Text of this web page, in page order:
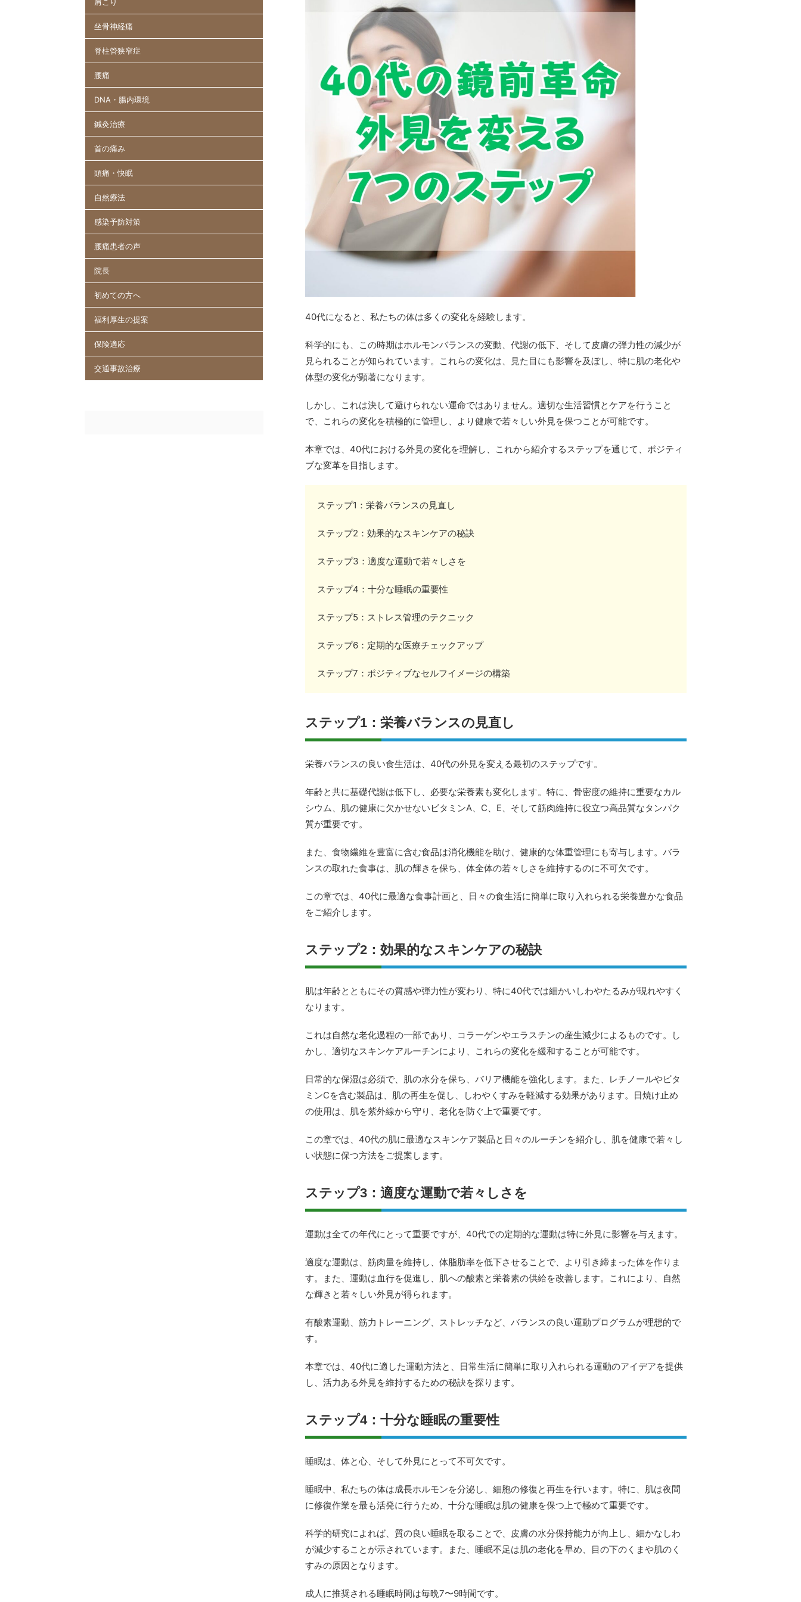
40代になると、私たちの体は多くの変化を経験します。
科学的にも、この時期はホルモンバランスの変動、代謝の低下、そして皮膚の弾力性の減少が
見られることが知られています。これらの変化は、見た目にも影響を及ぼし、特に肌の老化や
体型の変化が顕著になります。
しかし、これは決して避けられない運命ではありません。適切な生活習慣とケアを行うこと
で、これらの変化を積極的に管理し、より健康で若々しい外見を保つことが可能です。
本章では、40代における外見の変化を理解し、これから紹介するステップを通じて、ポジティ
ブな変革を目指します。
ステップ1：栄養バランスの見直し
ステップ2：効果的なスキンケアの秘訣
ステップ3：適度な運動で若々しさを
ステップ4：十分な睡眠の重要性
ステップ5：ストレス管理のテクニック
ステップ6：定期的な医療チェックアップ
ステップ7：ポジティブなセルフイメージの構築
ステップ1：栄養バランスの見直し
栄養バランスの良い食生活は、40代の外見を変える最初のステップです。
年齢と共に基礎代謝は低下し、必要な栄養素も変化します。特に、骨密度の維持に重要なカル
シウム、肌の健康に欠かせないビタミンA、C、E、そして筋肉維持に役立つ高品質なタンパク
質が重要です。
また、食物繊維を豊富に含む食品は消化機能を助け、健康的な体重管理にも寄与します。バラ
ンスの取れた食事は、肌の輝きを保ち、体全体の若々しさを維持するのに不可欠です。
この章では、40代に最適な食事計画と、日々の食生活に簡単に取り入れられる栄養豊かな食品
をご紹介します。
ステップ2：効果的なスキンケアの秘訣
肌は年齢とともにその質感や弾力性が変わり、特に40代では細かいしわやたるみが現れやすく
なります。
これは自然な老化過程の一部であり、コラーゲンやエラスチンの産生減少によるものです。し
かし、適切なスキンケアルーチンにより、これらの変化を緩和することが可能です。
日常的な保湿は必須で、肌の水分を保ち、バリア機能を強化します。また、レチノールやビタ
ミンCを含む製品は、肌の再生を促し、しわやくすみを軽減する効果があります。日焼け止め
の使用は、肌を紫外線から守り、老化を防ぐ上で重要です。
この章では、40代の肌に最適なスキンケア製品と日々のルーチンを紹介し、肌を健康で若々し
い状態に保つ方法をご提案します。
ステップ3：適度な運動で若々しさを
運動は全ての年代にとって重要ですが、40代での定期的な運動は特に外見に影響を与えます。
適度な運動は、筋肉量を維持し、体脂肪率を低下させることで、より引き締まった体を作りま
す。また、運動は血行を促進し、肌への酸素と栄養素の供給を改善します。これにより、自然
な輝きと若々しい外見が得られます。
有酸素運動、筋力トレーニング、ストレッチなど、バランスの良い運動プログラムが理想的で
す。
本章では、40代に適した運動方法と、日常生活に簡単に取り入れられる運動のアイデアを提供
し、活力ある外見を維持するための秘訣を探ります。
ステップ4：十分な睡眠の重要性
睡眠は、体と心、そして外見にとって不可欠です。
睡眠中、私たちの体は成長ホルモンを分泌し、細胞の修復と再生を行います。特に、肌は夜間
に修復作業を最も活発に行うため、十分な睡眠は肌の健康を保つ上で極めて重要です。
科学的研究によれば、質の良い睡眠を取ることで、皮膚の水分保持能力が向上し、細かなしわ
が減少することが示されています。また、睡眠不足は肌の老化を早め、目の下のくまや肌のく
すみの原因となります。
成人に推奨される睡眠時間は毎晩7〜9時間です。
坐骨神経痛
脊柱管狭窄症
腰痛
DNA・腸内環境
鍼灸治療
首の痛み
頭痛・快眠
自然療法
感染予防対策
腰痛患者の声
院長
初めての方へ
福利厚生の提案
保険適応
交通事故治療